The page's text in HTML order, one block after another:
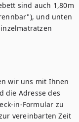
sind auch 1,80m
und unten
wir uns mit Ihnen
die Adresse des
in-Formular zu
vereinbarten Zeit